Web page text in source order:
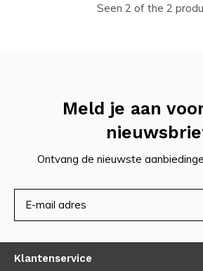
Seen 2 of the 2
Meld je aan
Ontvang de nieuwste
Klantenservice